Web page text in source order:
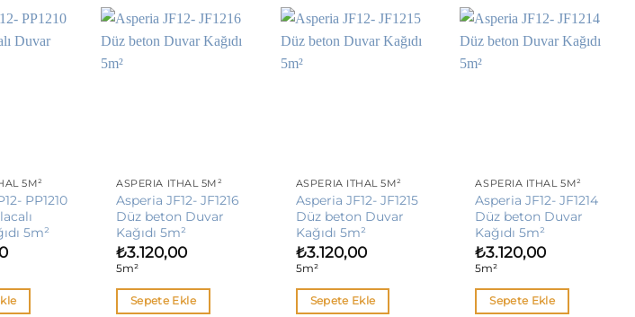
5M²
PP1210
5m²
ASPERIA İTHAL 5M²
Asperia JF12- JF1216
Düz beton Duvar
Kağıdı 5m²
₺3.120,00
5m²
Sepete Ekle
ASPERIA İTHAL 5M²
Asperia JF12- JF1215
Düz beton Duvar
Kağıdı 5m²
₺3.120,00
5m²
Sepete Ekle
ASPERIA İTHAL 5M²
Asperia JF12- JF1214
Düz beton Duvar
Kağıdı 5m²
₺3.120,00
5m²
Sepete Ekle